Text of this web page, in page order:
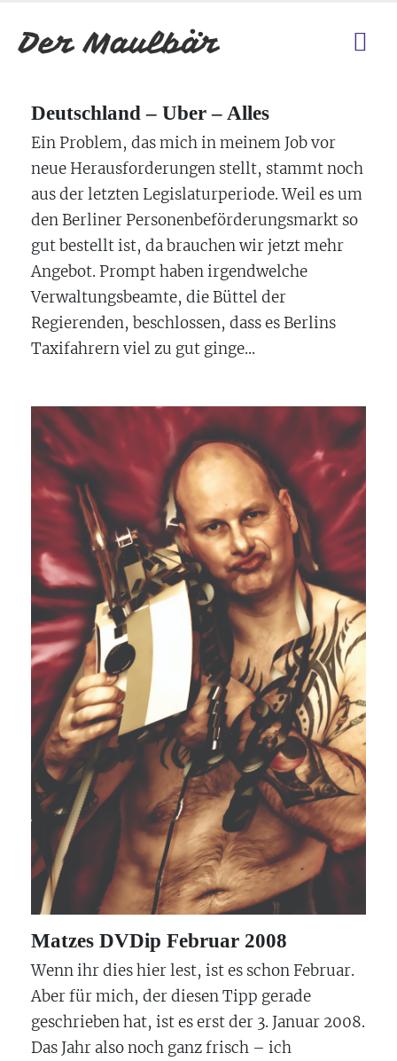
Deutschland – Uber – Alles
Ein Problem, das mich in meinem Job vor
neue Herausforderungen stellt, stammt noch
aus der letzten Legislaturperiode. Weil es um
den Berliner Personenbeförderungsmarkt so
gut bestellt ist, da brauchen wir jetzt mehr
Angebot. Prompt haben irgendwelche
Verwaltungsbeamte, die Büttel der
Regierenden, beschlossen, dass es Berlins
Taxifahrern viel zu gut ginge...
Matzes DVDip Februar 2008
Wenn ihr dies hier lest, ist es schon Februar.
Aber für mich, der diesen Tipp gerade
geschrieben hat, ist es erst der 3. Januar 2008.
Das Jahr also noch ganz frisch – ich